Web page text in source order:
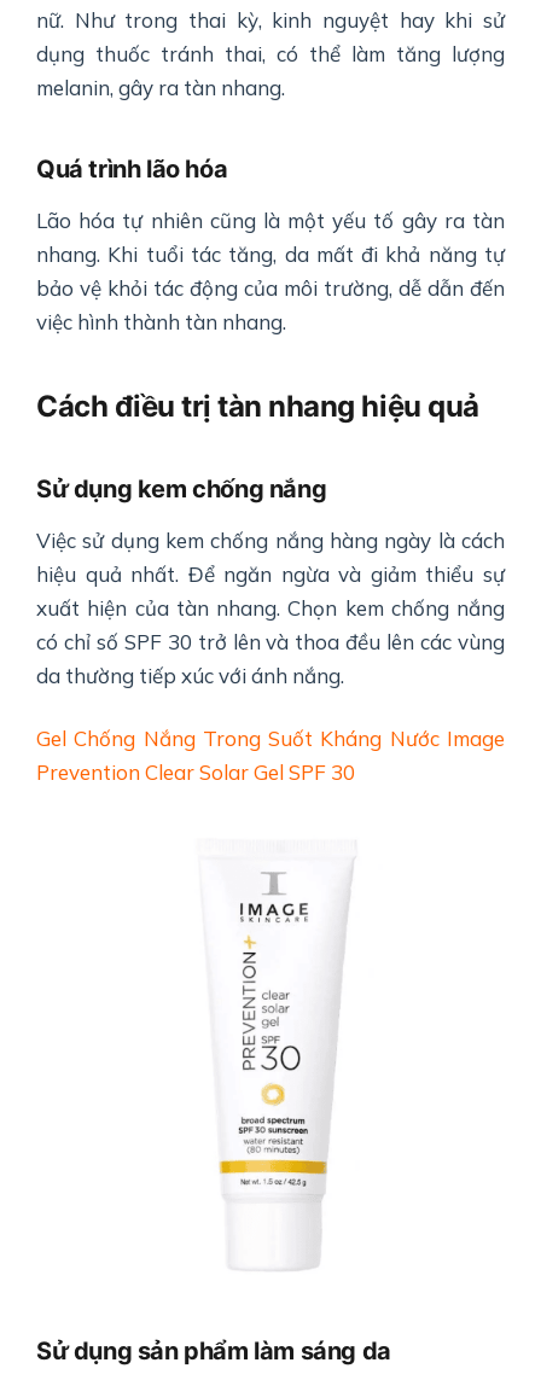
nữ. Như trong thai kỳ, kinh nguyệt hay khi sử
dụng thuốc tránh thai, có thể làm tăng lượng
melanin, gây ra tàn nhang.
Quá trình lão hóa
Lão hóa tự nhiên cũng là một yếu tố gây ra tàn
nhang. Khi tuổi tác tăng, da mất đi khả năng tự
bảo vệ khỏi tác động của môi trường, dễ dẫn đến
việc hình thành tàn nhang.
Cách điều trị tàn nhang hiệu quả
Sử dụng kem chống nắng
Việc sử dụng kem chống nắng hàng ngày là cách
hiệu quả nhất. Để ngăn ngừa và giảm thiểu sự
xuất hiện của tàn nhang. Chọn kem chống nắng
có chỉ số SPF 30 trở lên và thoa đều lên các vùng
da thường tiếp xúc với ánh nắng.
Gel Chống Nắng Trong Suốt Kháng Nước Image
Prevention Clear Solar Gel SPF 30
Sử dụng sản phẩm làm sáng da